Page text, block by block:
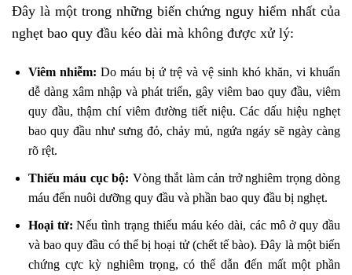
Đây là một trong những biến chứng nguy hiểm nhất của
nghẹt bao quy đầu kéo dài mà không được xử lý:
Viêm nhiễm: Do máu bị ứ trệ và vệ sinh khó khăn, vi khuẩn
dễ dàng xâm nhập và phát triển, gây viêm bao quy đầu, viêm
quy đầu, thậm chí viêm đường tiết niệu. Các dấu hiệu nghẹt
bao quy đầu như sưng đỏ, chảy mủ, ngứa ngáy sẽ ngày càng
rõ rệt.
Thiếu máu cục bộ: Vòng thắt làm cản trở nghiêm trọng dòng
máu đến nuôi dưỡng quy đầu và phần bao quy đầu bị nghẹt.
Hoại tử: Nếu tình trạng thiếu máu kéo dài, các mô ở quy đầu
và bao quy đầu có thể bị hoại tử (chết tế bào). Đây là một biến
chứng cực kỳ nghiêm trọng, có thể dẫn đến mất một phần